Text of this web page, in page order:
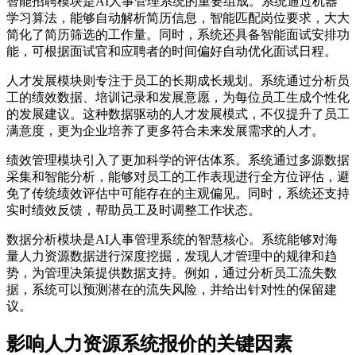
学习算法，能够自动解析简历信息，智能匹配岗位要求，大大
简化了简历筛选的工作量。同时，系统还具备智能面试安排功
能，可根据面试官和应聘者的时间偏好自动优化面试日程。
人才发展模块则专注于员工的长期成长规划。系统通过分析员
工的绩效数据、培训记录和发展意愿，为每位员工生成个性化
的发展建议。这种数据驱动的人才发展模式，不仅提升了员工
满意度，更为企业培养了更多符合未来发展需求的人才。
绩效管理模块引入了更加科学的评估体系。系统通过多源数据
采集和智能分析，能够对员工的工作表现进行全方位评估，避
免了传统绩效评估中可能存在的主观偏见。同时，系统还支持
实时绩效反馈，帮助员工及时调整工作状态。
数据分析模块是AI人事管理系统的智慧核心。系统能够对海
量人力资源数据进行深度挖掘，发现人才管理中的规律和趋
势，为管理决策提供数据支持。例如，通过分析员工流失数
据，系统可以预测潜在的流失风险，并给出针对性的保留建
议。
影响人力资源系统报价的关键因素